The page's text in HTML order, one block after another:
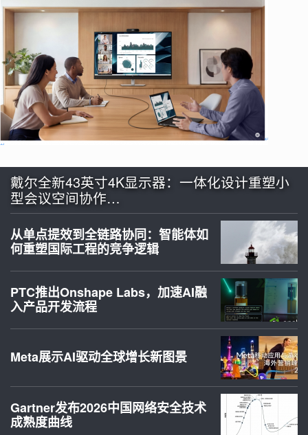
戴尔全新43英寸4K显示器：一体化设计重塑小
型会议空间协作…
从单点提效到全链路协同：智能体如
何重塑国际工程的竞争逻辑
PTC推出Onshape Labs，加速AI融
入产品开发流程
Meta展示AI驱动全球增长新图景
Gartner发布2026中国网络安全技术
成熟度曲线